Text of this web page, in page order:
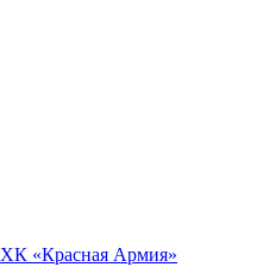
ХК «Красная Армия»